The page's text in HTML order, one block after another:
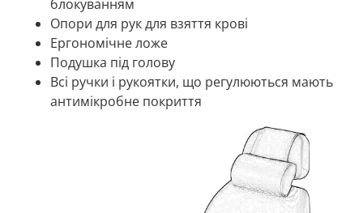
блокуванням
Опори для рук для взяття крові
Ергономічне ложе
Подушка під голову
Всі ручки і рукоятки, що регулюються мають
антимікробне покриття